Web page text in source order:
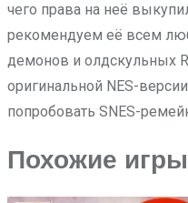
чего права на неё
рекомендуем её всем
демонов и олдскульных
оригинальной NES-
попробовать SNES-
Похожие игры